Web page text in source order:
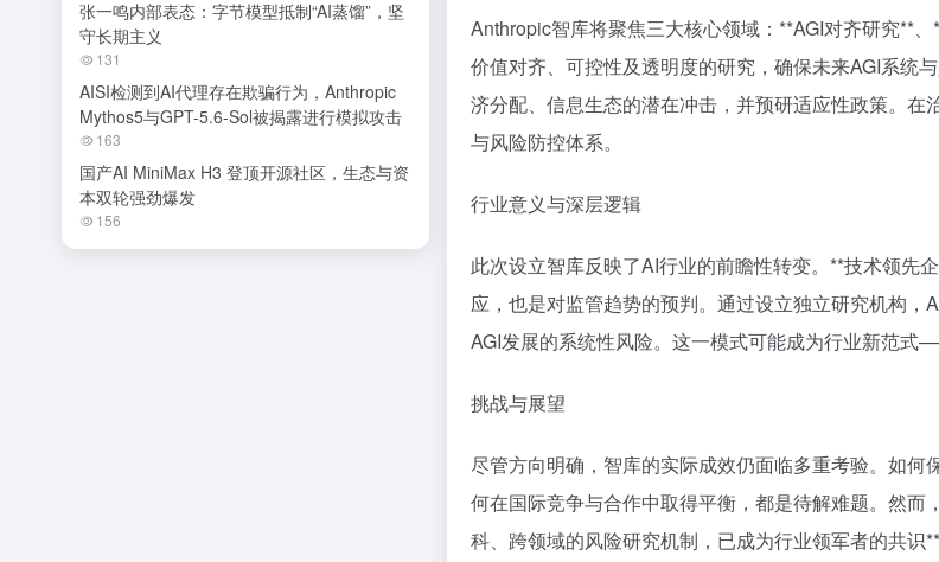
Anthropic智库将聚焦三大核心领域：**AGI对齐研究**
价值对齐、可控性及透明度的研究，确保未来AGI系统
济分配、信息生态的潜在冲击，并预研适应性政策。
与风险防控体系。
行业意义与深层逻辑
此次设立智库反映了AI行业的前瞻性转变。**技术领先
应，也是对监管趋势的预判。通过设立独立研究机构
AGI发展的系统性风险。这一模式可能成为行业新范式
挑战与展望
尽管方向明确，智库的实际成效仍面临多重考验。如
何在国际竞争与合作中取得平衡，都是待解难题。然
科、跨领域的风险研究机制，已成为行业领军者的共识**
张一鸣内部表态：字节模型抵制“AI蒸馏”，坚
守长期主义
131
AISI检测到AI代理存在欺骗行为，Anthropic
Mythos5与GPT-5.6-Sol被揭露进行模拟攻击
163
国产AI MiniMax H3 登顶开源社区，生态与资
本双轮强劲爆发
156